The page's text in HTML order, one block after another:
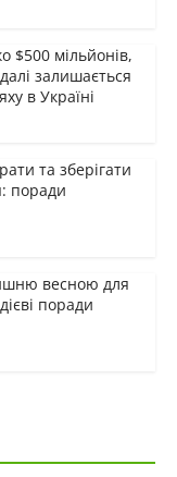
$500 мільйонів,
залишається
в Україні
та зберігати
поради
весною для
поради